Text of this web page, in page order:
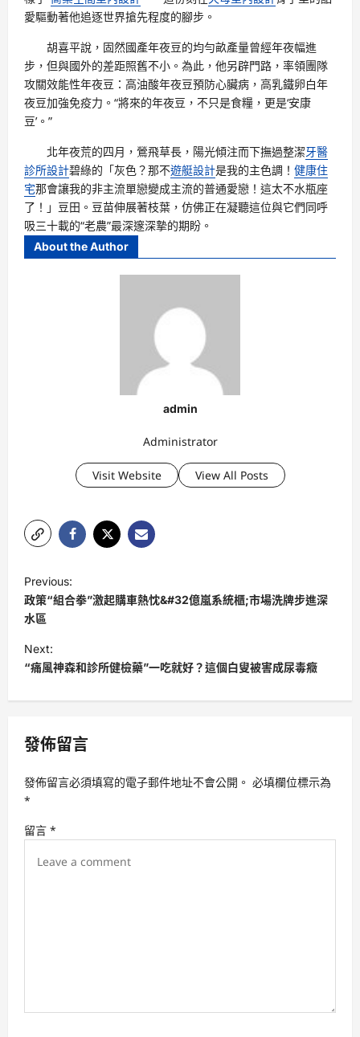
愛驅動著他追逐世界搶先程度的腳步。
胡喜平說，固然國產年夜豆的均勻畝產量曾經年夜幅進
步，但與國外的差距照舊不小。為此，他另辟門路，率領團隊
攻關效能性年夜豆：高油酸年夜豆預防心臟病，高乳鐵卵白年
夜豆加強免疫力。“將來的年夜豆，不只是食糧，更是‘安康
豆’。”
北年夜荒的四月，鶯飛草長，陽光傾注而下撫過整潔牙醫
診所設計碧綠的「灰色？那不遊艇設計是我的主色調！ 健康住
宅那會讓我的非主流單戀變成主流的普通愛戀！這太不水瓶座
了！」豆田。豆苗伸展著枝葉，仿佛正在凝聽這位與它們同呼
吸三十載的“老農”最深邃深摯的期盼。
About the Author
admin
Administrator
Visit Website View All Posts
o
s
t
n
a
i
a
t
i
Previous:
政策“組合拳”激起購車熱忱&#32億嵐系統櫃;市場洗牌步進深
水區
Next:
“痛風神森和診所健檢藥”一吃就好？這個白叟被害成尿毒癥
發佈留言
發佈留言必須填寫的電子郵件地址不會公開。 必填欄位標示為
*
留言 *